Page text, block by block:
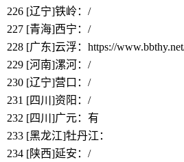
226 [辽宁]铁岭：/
227 [青海]西宁：/
228 [广东]云浮：https://
229 [河南]漯河：/
230 [辽宁]营口：/
231 [四川]资阳：/
232 [四川]广元：有
233 [黑龙江]牡丹江：
234 [陕西]延安：/